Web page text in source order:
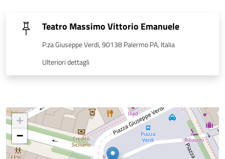
Teatro Massimo Vittorio Emanuele
P.za Giuseppe Verdi, 90138 Palermo PA, Italia
Ulteriori dettagli
+
−